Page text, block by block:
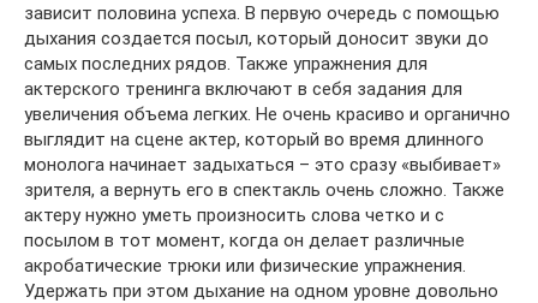
зависит половина успеха. В первую очередь с помощью
дыхания создается посыл, который доносит звуки до
самых последних рядов. Также упражнения для
актерского тренинга включают в себя задания для
увеличения объема легких. Не очень красиво и органично
выглядит на сцене актер, который во время длинного
монолога начинает задыхаться – это сразу «выбивает»
зрителя, а вернуть его в спектакль очень сложно. Также
актеру нужно уметь произносить слова четко и с
посылом в тот момент, когда он делает различные
акробатические трюки или физические упражнения.
Удержать при этом дыхание на одном уровне довольно